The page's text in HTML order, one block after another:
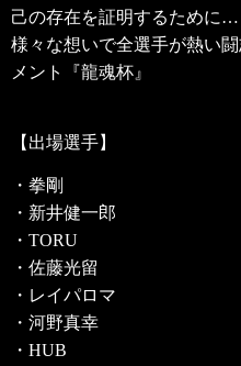
己の存在を証明するために…
様々な想いで全選手が熱い
メント『龍魂杯』
【出場選手】
・拳剛
・新井健一郎
・TORU
・佐藤光留
・レイパロマ
・河野真幸
・HUB